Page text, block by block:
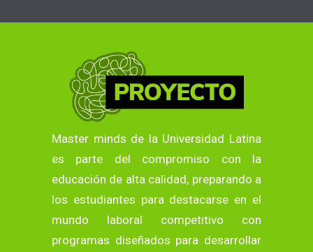
Master minds de la Universidad Latina
es parte del compromiso con la
educación de alta calidad, preparando a
los estudiantes para destacarse en el
mundo laboral competitivo con
programas diseñados para desarrollar